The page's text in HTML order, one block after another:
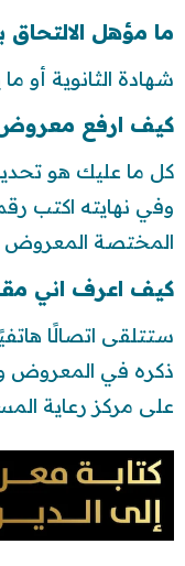
ما مؤهل الالتحاق
شهادة الثانوية أو ما
كيف ارفع
كل ما عليك هو
وفي نهايته اكتب
المختصة المعروض
كيف اعرف اني
ستتلقى اتصالًا
ذكره في المعروض و
على مركز رعاية